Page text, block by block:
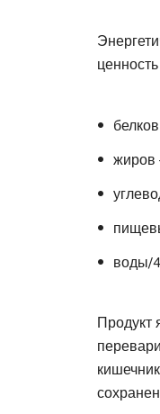
жиров
воды/
Продукт